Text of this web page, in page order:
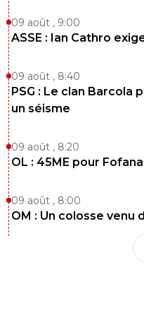
09 août , 9:00
ASSE : Ian Cathro
09 août , 8:40
PSG : Le clan
un séisme
09 août , 8:20
OL : 45ME pour
09 août , 8:00
OM : Un colosse venu